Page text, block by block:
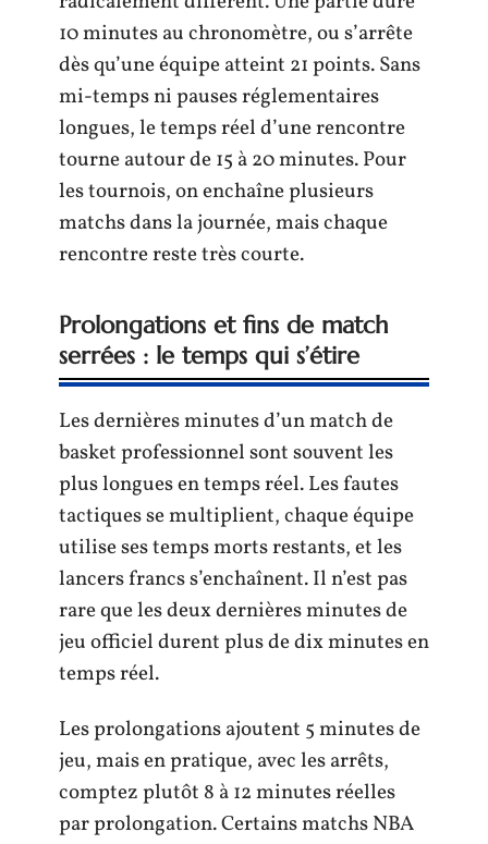
10 minutes au chronomètre, ou s’arrête
dès qu’une équipe atteint 21 points. Sans
mi-temps ni pauses réglementaires
longues, le temps réel d’une rencontre
tourne autour de 15 à 20 minutes. Pour
les tournois, on enchaîne plusieurs
matchs dans la journée, mais chaque
rencontre reste très courte.
Prolongations et fins de match
serrées : le temps qui s’étire
Les dernières minutes d’un match de
basket professionnel sont souvent les
plus longues en temps réel. Les fautes
tactiques se multiplient, chaque équipe
utilise ses temps morts restants, et les
lancers francs s’enchaînent. Il n’est pas
rare que les deux dernières minutes de
jeu officiel durent plus de dix minutes en
temps réel.
Les prolongations ajoutent 5 minutes de
jeu, mais en pratique, avec les arrêts,
comptez plutôt 8 à 12 minutes réelles
par prolongation. Certains matchs NBA